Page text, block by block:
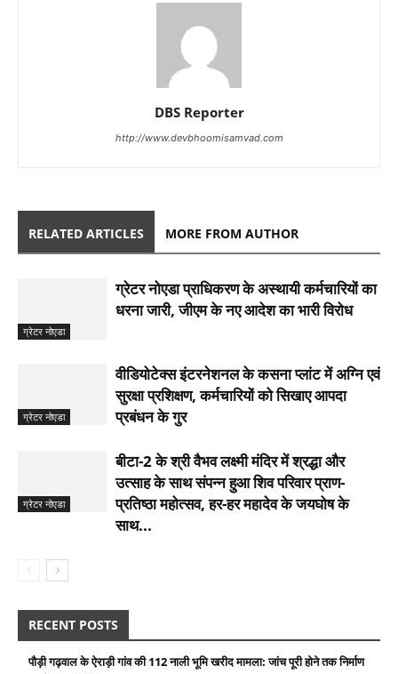
DBS Reporter
http://www.devbhoomisamvad.com
RELATED ARTICLES MORE FROM AUTHOR
ग्रेटर नोएडा
ग्रेटर नोएडा प्राधिकरण के अस्थायी कर्मचारियों का
धरना जारी, जीएम के नए आदेश का भारी विरोध
ग्रेटर नोएडा
वीडियोटेक्स इंटरनेशनल के कसना प्लांट में अग्नि एवं
सुरक्षा प्रशिक्षण, कर्मचारियों को सिखाए आपदा
प्रबंधन के गुर
ग्रेटर नोएडा
बीटा-2 के श्री वैभव लक्ष्मी मंदिर में श्रद्धा और
उत्साह के साथ संपन्न हुआ शिव परिवार प्राण-
प्रतिष्ठा महोत्सव, हर-हर महादेव के जयघोष के
साथ...
RECENT POSTS
पौड़ी गढ़वाल के ऐराड़ी गांव की 112 नाली भूमि खरीद मामला: जांच पूरी होने तक निर्माण